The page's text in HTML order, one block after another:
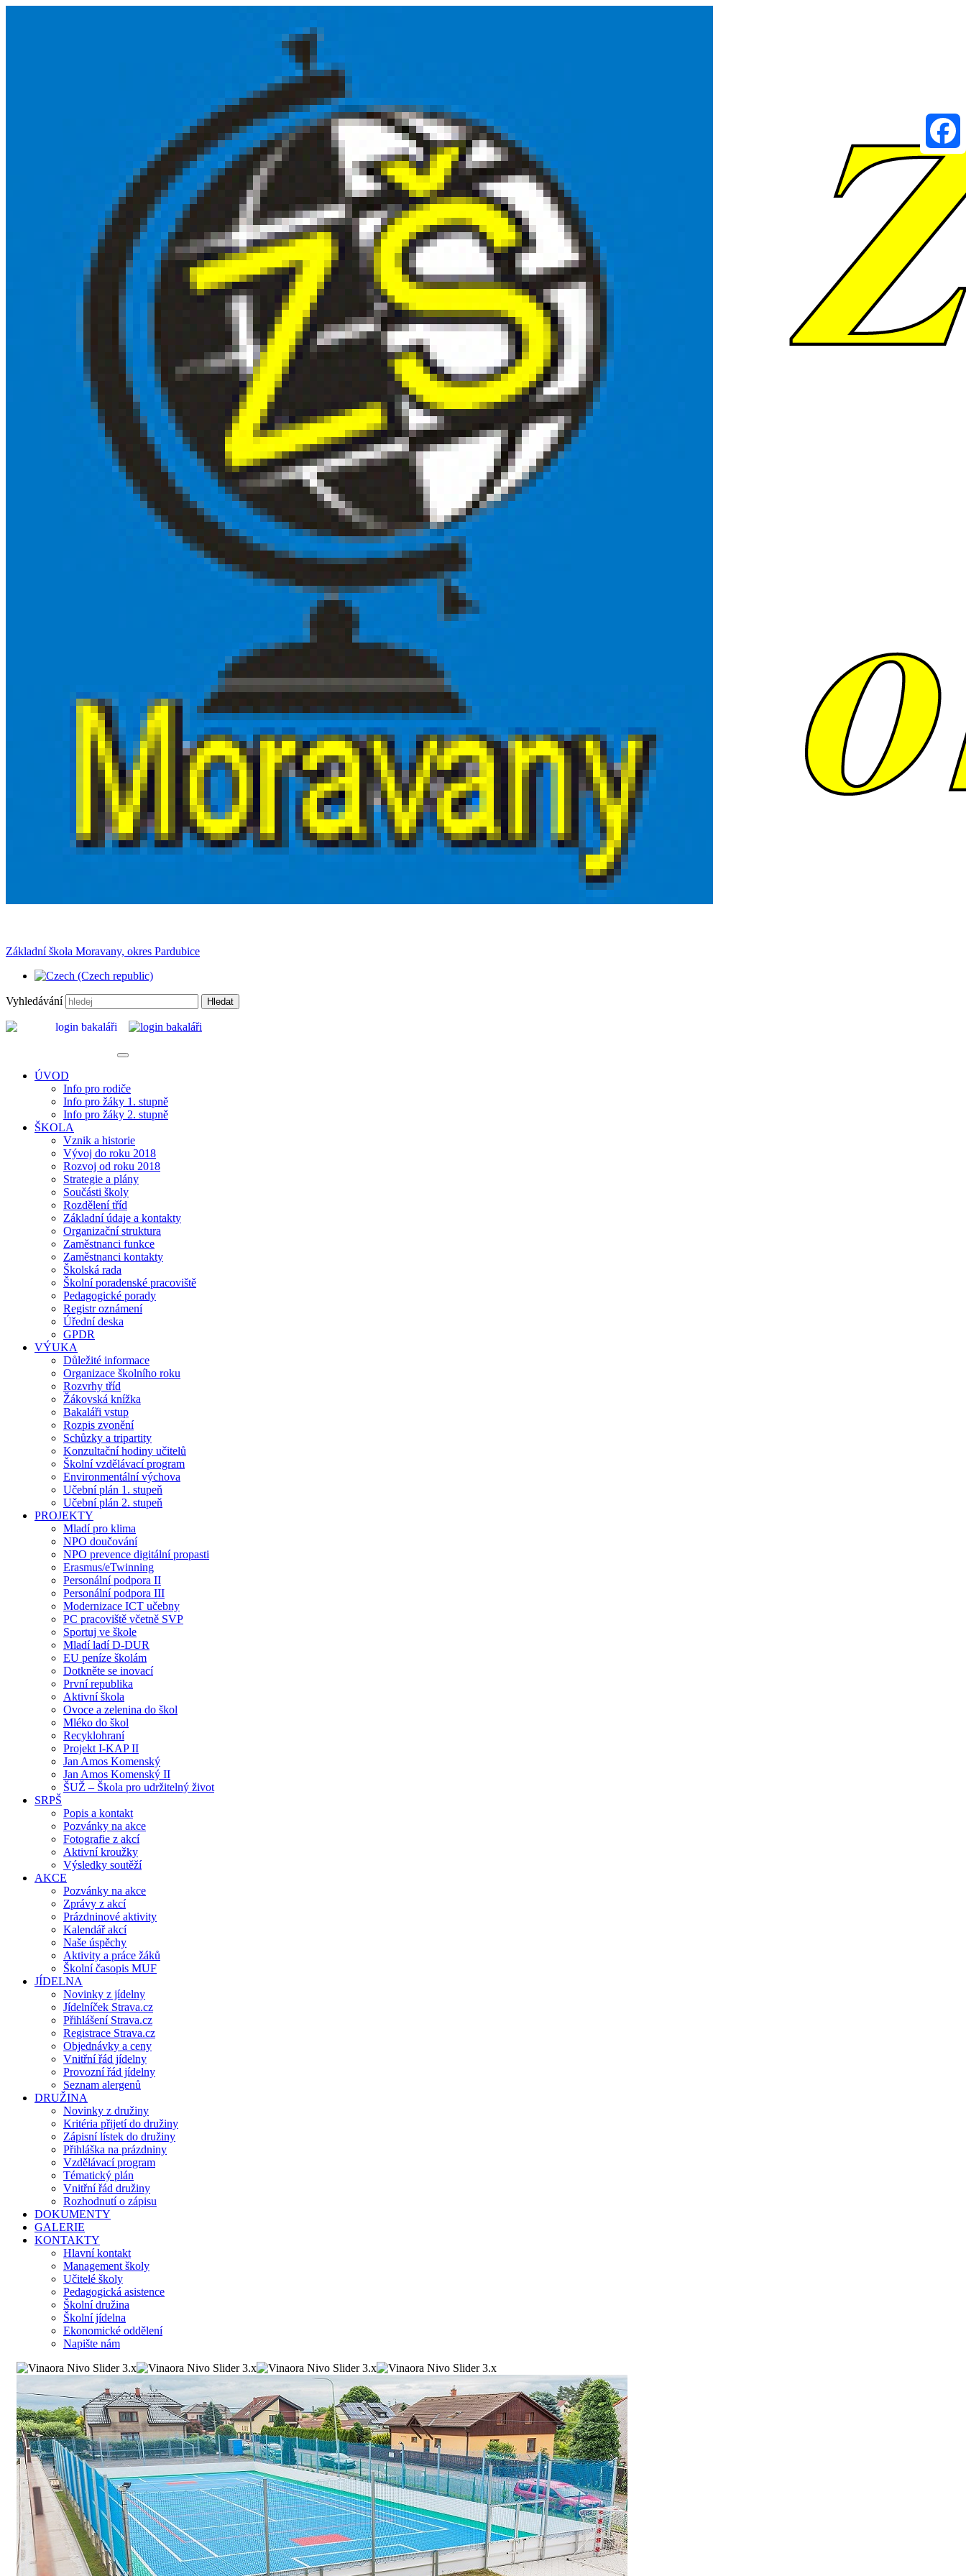
Základní škola Moravany, okres Pardubice
Vyhledávání Hledat
ÚVOD
Info pro rodiče
Info pro žáky 1. stupně
Info pro žáky 2. stupně
ŠKOLA
Vznik a historie
Vývoj do roku 2018
Rozvoj od roku 2018
Strategie a plány
Součásti školy
Rozdělení tříd
Základní údaje a kontakty
Organizační struktura
Zaměstnanci funkce
Zaměstnanci kontakty
Školská rada
Školní poradenské pracoviště
Pedagogické porady
Registr oznámení
Úřední deska
GPDR
VÝUKA
Důležité informace
Organizace školního roku
Rozvrhy tříd
Žákovská knížka
Bakaláři vstup
Rozpis zvonění
Schůzky a tripartity
Konzultační hodiny učitelů
Školní vzdělávací program
Environmentální výchova
Učební plán 1. stupeň
Učební plán 2. stupeň
PROJEKTY
Mladí pro klima
NPO doučování
NPO prevence digitální propasti
Erasmus/eTwinning
Personální podpora II
Personální podpora III
Modernizace ICT učebny
PC pracoviště včetně SVP
Sportuj ve škole
Mladí ladí D-DUR
EU peníze školám
Dotkněte se inovací
První republika
Aktivní škola
Ovoce a zelenina do škol
Mléko do škol
Recyklohraní
Projekt I-KAP II
Jan Amos Komenský
Jan Amos Komenský II
ŠUŽ – Škola pro udržitelný život
SRPŠ
Popis a kontakt
Pozvánky na akce
Fotografie z akcí
Aktivní kroužky
Výsledky soutěží
AKCE
Pozvánky na akce
Zprávy z akcí
Prázdninové aktivity
Kalendář akcí
Naše úspěchy
Aktivity a práce žáků
Školní časopis MUF
JÍDELNA
Novinky z jídelny
Jídelníček Strava.cz
Přihlášení Strava.cz
Registrace Strava.cz
Objednávky a ceny
Vnitřní řád jídelny
Provozní řád jídelny
Seznam alergenů
DRUŽINA
Novinky z družiny
Kritéria přijetí do družiny
Zápisní lístek do družiny
Přihláška na prázdniny
Vzdělávací program
Tématický plán
Vnitřní řád družiny
Rozhodnutí o zápisu
DOKUMENTY
GALERIE
KONTAKTY
Hlavní kontakt
Management školy
Učitelé školy
Pedagogická asistence
Školní družina
Školní jídelna
Ekonomické oddělení
Napište nám